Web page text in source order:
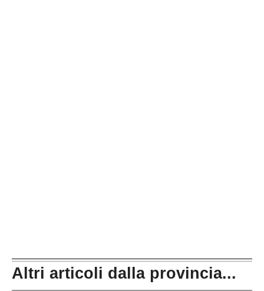
Altri articoli dalla provincia...